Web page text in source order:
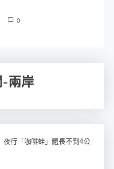
0
-兩岸
行「咖啡蛙」體長不到4公